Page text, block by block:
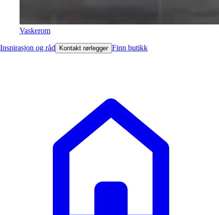
Vaskerom
Inspirasjon og råd Kontakt rørlegger Finn butikk